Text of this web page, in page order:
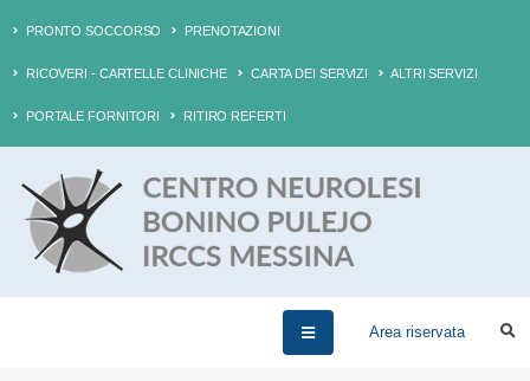
PRONTO SOCCORSO PRENOTAZIONI
RICOVERI - CARTELLE CLINICHE CARTA DEI SERVIZI ALTRI SERVIZI
PORTALE FORNITORI RITIRO REFERTI
Area riservata